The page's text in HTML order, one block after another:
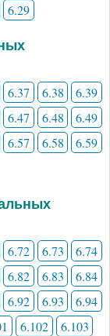
6.29
6.37 6.38
6.39
6.47 6.48
6.49
6.57 6.58
6.59
6.72 6.73
6.74
6.82 6.83
6.84
6.92 6.93
6.94
6.102
6.103